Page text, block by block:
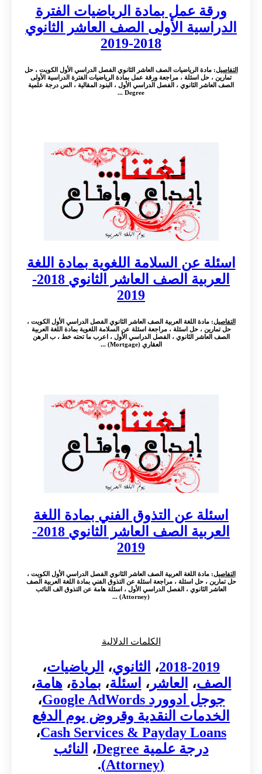
ورقة عمل بمادة الرياضيات الفترة
الدراسية الأولى الصف العاشر الثانوي
2018-2019
التفاصيل: مادة الرياضيات الصف العاشر الثانوي الفصل الدراسي الأول الكويت ، حل
تمارين ، حل اسئلة ، مراجعة ورقة عمل بمادة الرياضيات الفترة الدراسية الأولى
الصف العاشر الثانوي ، الفصل الدراسي الأول ، البنود المقالية ، الس درجة علمية
Degree ...
اسئلة عن السلامة اللغوية بمادة اللغة
العربية الصف العاشر الثانوي 2018-
2019
التفاصيل: مادة اللغة العربية الصف العاشر الثانوي الفصل الدراسي الأول الكويت ،
حل تمارين ، حل اسئلة ، مراجعة اسئلة عن السلامة اللغوية بمادة اللغة العربية
الصف العاشر الثانوي ، الفصل الدراسي الأول ، اعرب ما تحته خط ، ب الرهن
العقاري (Mortgage) ...
اسئلة عن التذوق الفني بمادة اللغة
العربية الصف العاشر الثانوي 2018-
2019
التفاصيل: مادة اللغة العربية الصف العاشر الثانوي الفصل الدراسي الأول الكويت ،
حل تمارين ، حل اسئلة ، مراجعة اسئلة عن التذوق الفني بمادة اللغة العربية الصف
العاشر الثانوي ، الفصل الدراسي الأول ، اسئلة هامة عن التذوق الف النائب
(Attorney) ...
الكلمات الدلالية
2018-2019، الثانوي، الرياضيات،
الصف، العاشر ، اسئلة، بمادة،هامة،
جوجل ادوورد Google AdWords
،
الخدمات النقدية وقروض يوم الدفع
Cash Services & Payday Loans،
درجة علمية Degree
،
النائب
(Attorney)
.